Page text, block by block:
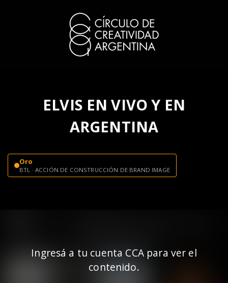
ELVIS EN VIVO Y EN
ARGENTINA
Oro
BTL · ACCIÓN DE CONSTRUCCIÓN DE BRAND IMAGE
Ingresá a tu cuenta CCA para ver el
contenido.